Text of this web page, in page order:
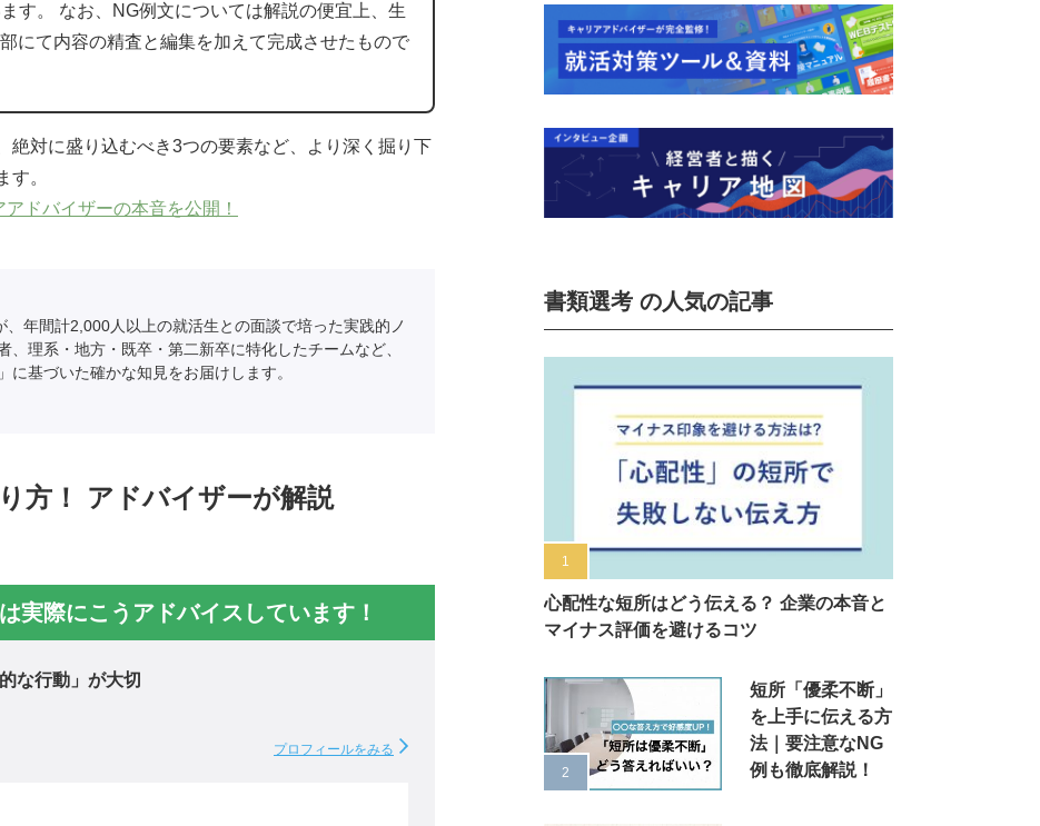
す。 なお、NG例文については解説の便宜上、生
にて内容の精査と編集を加えて完成させたもので
絶対に盛り込むべき3つの要素など、より深く掘り下
す。
ドバイザーの本音を公開！
年間計2,000人以上の就活生との面談で培った実践的ノ
理系・地方・既卒・第二新卒に特化したチームなど、
に基づいた確かな知見をお届けします。
方！ アドバイザーが解説
実際にこうアドバイスしています！
な行動」が大切
プロフィールをみる
書類選考 の人気の記事
心配性な短所はどう伝える？ 企業の本音と
マイナス評価を避けるコツ
短所「優柔不断」
を上手に伝える方
法｜要注意なNG
例も徹底解説！